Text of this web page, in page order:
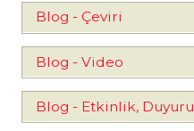
Blog - Çeviri
Blog - Video
Blog - Etkinlik, Duyuru